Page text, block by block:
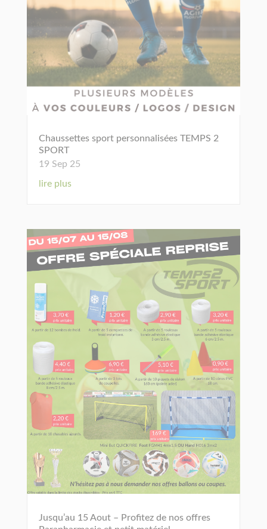
Chaussettes sport personnalisées TEMPS 2
SPORT
19 Sep 25
lire plus
Jusqu’au 15 Aout – Profitez de nos offres